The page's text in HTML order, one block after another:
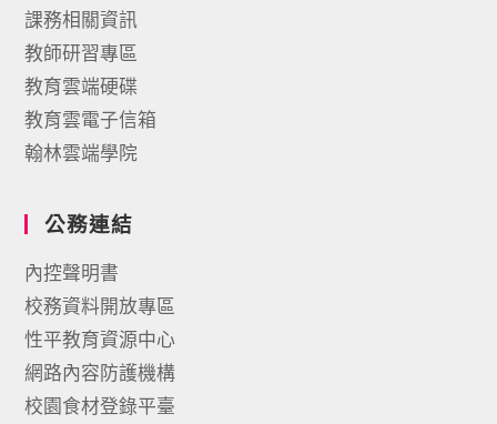
課務相關資訊
教師研習專區
教育雲端硬碟
教育雲電子信箱
翰林雲端學院
公務連結
內控聲明書
校務資料開放專區
性平教育資源中心
網路內容防護機構
校園食材登錄平臺